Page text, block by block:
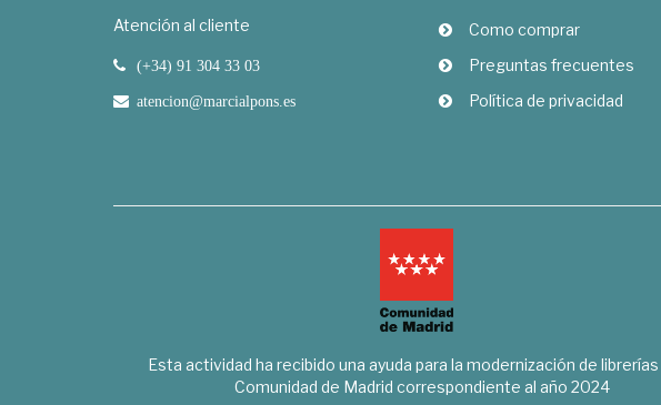
Atención al cliente
(+34) 91 304 33 03
atencion@marcialpons.es
Como comprar
Preguntas frecuentes
Política de privacidad
Esta actividad ha recibido una ayuda para la modernización de librerías
Comunidad de Madrid correspondiente al año 2024